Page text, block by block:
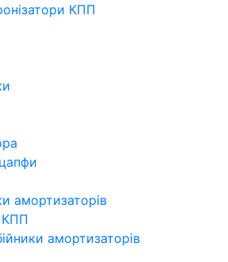
КПП
амортизаторів
КПП
амортизаторів